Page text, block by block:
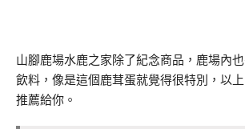
山腳鹿場水鹿之家除了紀念商品，鹿場內
飲料，像是這個鹿茸蛋就覺得很特別，以
推薦給你。